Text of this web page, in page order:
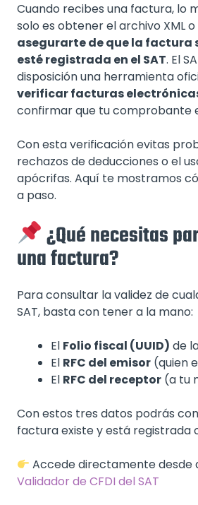
Cuando recibes una factura, lo
solo es obtener el archivo XML o
asegurarte de que la factura
esté registrada en el SAT. El
disposición una herramienta
verificar facturas
confirmar que tu comprobante
Con esta verificación evitas
rechazos de deducciones o el
apócrifas. Aquí te mostramos
a paso.
¿Qué necesitas
una factura?
Para consultar la validez de
SAT, basta con tener a la mano:
El Folio fiscal (UUID) de
El RFC del emisor (quien
El RFC del receptor (a tu
Con estos tres datos podrás
factura existe y está registrada
Accede directamente desde
Validador de CFDI del SAT